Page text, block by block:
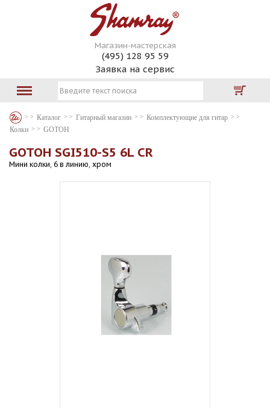
Магазин-мастерская
(495) 128 95 59
Заявка на сервис
Каталог Гитарный магазин
Комплектующие для гитар
Колки
GOTOH
GOTOH SGI510-S5 6L CR
Мини колки, 6 в линию, хром